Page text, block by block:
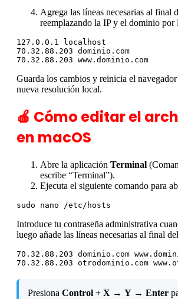
Agrega las líneas necesarias al final
reemplazando la IP y el dominio por
127.0.0.1 localhost
70.32.88.203 dominio.com
70.32.88.203 www.dominio.com
Guarda los cambios y reinicia el
nueva resolución local.
🍎 Cómo editar el
en macOS
Abre la aplicación Terminal
escribe “Terminal”).
Ejecuta el siguiente comando para
sudo nano /etc/hosts
Introduce tu contraseña administrativa
luego añade las líneas necesarias al final
70.32.88.203 dominio.com
70.32.88.203 otrodominio.com
Presiona Control + X → Y → Enter